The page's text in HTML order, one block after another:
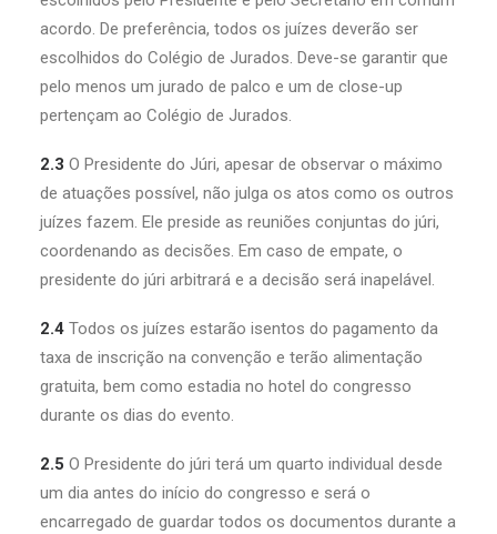
acordo. De preferência, todos os juízes deverão ser
escolhidos do Colégio de Jurados. Deve-se garantir que
pelo menos um jurado de palco e um de close-up
pertençam ao Colégio de Jurados.
2.3 O Presidente do Júri, apesar de observar o máximo
de atuações possível, não julga os atos como os outros
juízes fazem. Ele preside as reuniões conjuntas do júri,
coordenando as decisões. Em caso de empate, o
presidente do júri arbitrará e a decisão será inapelável.
2.4 Todos os juízes estarão isentos do pagamento da
taxa de inscrição na convenção e terão alimentação
gratuita, bem como estadia no hotel do congresso
durante os dias do evento.
2.5 O Presidente do júri terá um quarto individual desde
um dia antes do início do congresso e será o
encarregado de guardar todos os documentos durante a